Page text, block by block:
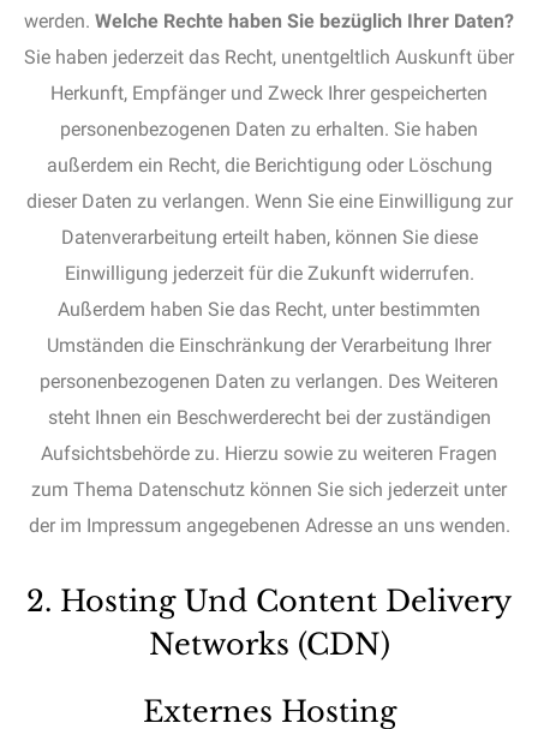
werden. Welche Rechte haben Sie bezüglich Ihrer Daten?
Sie haben jederzeit das Recht, unentgeltlich Auskunft über
Herkunft, Empfänger und Zweck Ihrer gespeicherten
personenbezogenen Daten zu erhalten. Sie haben
außerdem ein Recht, die Berichtigung oder Löschung
dieser Daten zu verlangen. Wenn Sie eine Einwilligung zur
Datenverarbeitung erteilt haben, können Sie diese
Einwilligung jederzeit für die Zukunft widerrufen.
Außerdem haben Sie das Recht, unter bestimmten
Umständen die Einschränkung der Verarbeitung Ihrer
personenbezogenen Daten zu verlangen. Des Weiteren
steht Ihnen ein Beschwerderecht bei der zuständigen
Aufsichtsbehörde zu. Hierzu sowie zu weiteren Fragen
zum Thema Datenschutz können Sie sich jederzeit unter
der im Impressum angegebenen Adresse an uns wenden.
2. Hosting Und Content Delivery
Networks (CDN)
Externes Hosting